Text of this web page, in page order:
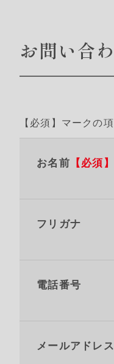
お問い合
【必須】マークの
お名前 【必須】
フリガナ
電話番号
メールアドレス